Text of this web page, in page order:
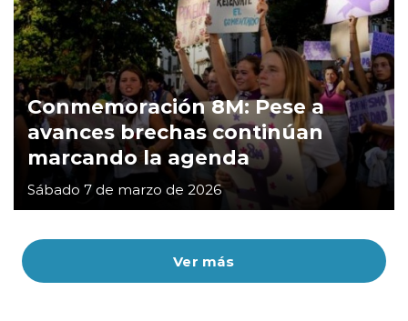
Ver más
Conmemoración 8M: Pese a
avances brechas continúan
marcando la agenda
Sábado 7 de marzo de 2026